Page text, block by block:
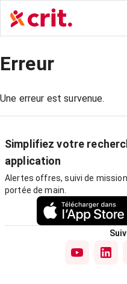
Erreur
Une erreur est survenue.
Simplifiez votre
application
Alertes offres, suivi de
portée de main.